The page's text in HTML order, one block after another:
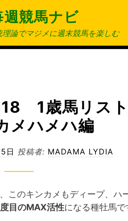
競馬ナビ
論でマジメに週末競馬を楽しむ
1歳馬リス
メハメハ編
日 投稿者: MADAMA LYDIA
このキンカメもディープ、ハ
目のMAX活性になる種牡馬で